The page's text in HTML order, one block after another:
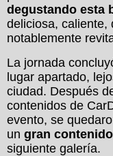
degustando esta
deliciosa, caliente,
notablemente
La jornada
lugar apartado,
ciudad. Después
contenidos de
evento, se
un gran
siguiente galería.